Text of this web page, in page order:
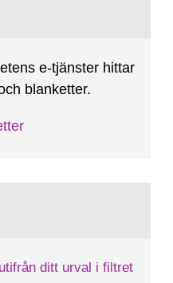
e-tjänster hittar
blanketter.
ditt urval i filtret